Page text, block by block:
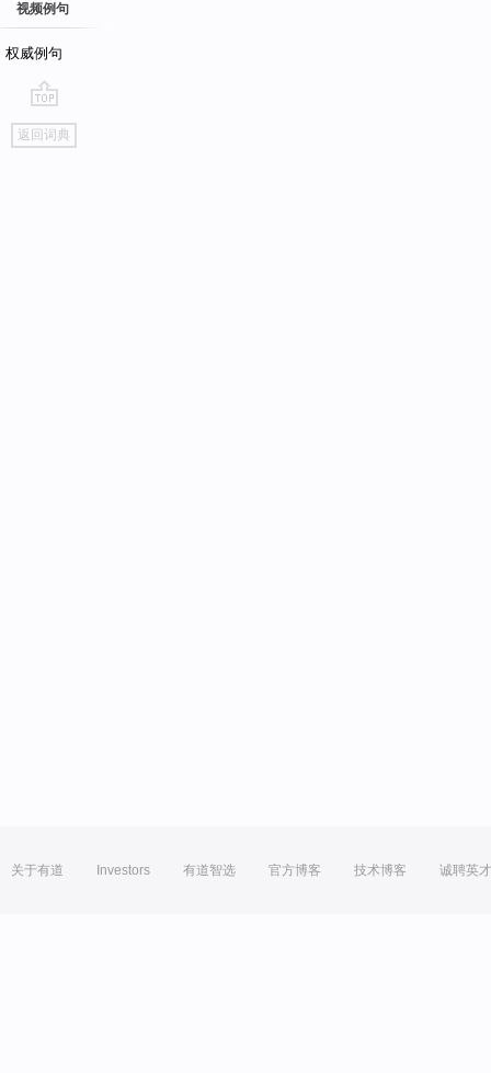
视频例句
权威例句
go
top
返回词典
关于有道 Investors 有道智选 官方博客 技术博客 诚聘英才